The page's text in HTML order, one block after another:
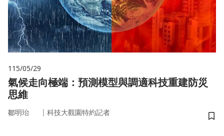
115/05/29
氣候走向極端：預測模型與調適科技重建防災
思維
鄒明珆 ｜ 科技大觀園特約記者
儲